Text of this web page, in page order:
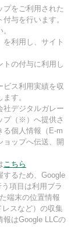
をご利用された
与を行います。
利用し、サイト
トの付与に利用し
ビス利用実績を収
す。
社デジタルガレー
プ（※）へ提供さ
る個人情報（E-m
ップへ伝送、開
こちら
するため、Google
項目は利用ブラ
端末の位置情報
スなど）の収集
報はGoogle LLCの